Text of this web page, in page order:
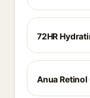
72HR
Anua Retinol